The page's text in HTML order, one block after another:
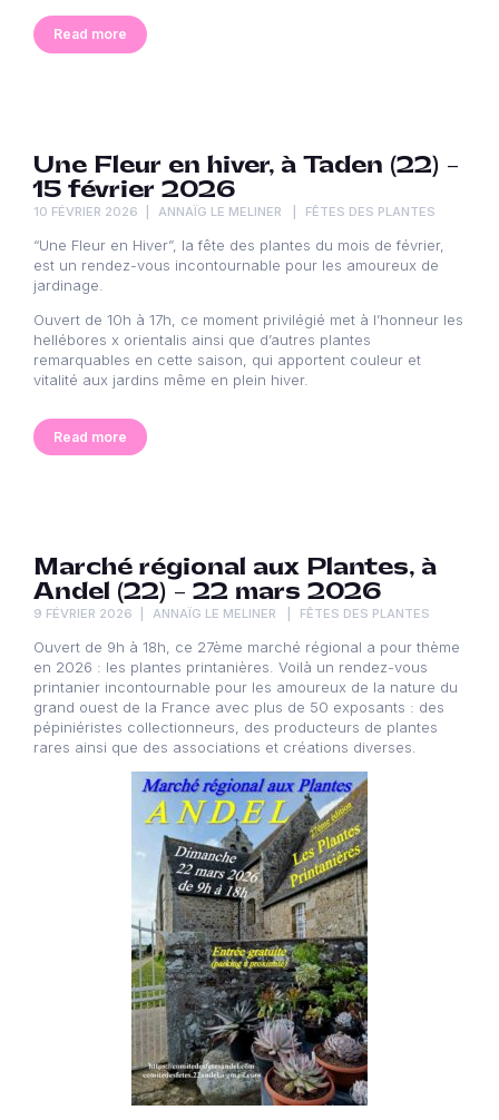
Read more
Une Fleur en hiver, à Taden (22) –
15 février 2026
10 FÉVRIER 2026 ANNAÏG LE MELINER FÊTES DES PLANTES
“Une Fleur en Hiver”, la fête des plantes du mois de février,
est un rendez-vous incontournable pour les amoureux de
jardinage.
Ouvert de 10h à 17h, ce moment privilégié met à l’honneur les
hellébores x orientalis ainsi que d’autres plantes
remarquables en cette saison, qui apportent couleur et
vitalité aux jardins même en plein hiver.
Read more
Marché régional aux Plantes, à
Andel (22) – 22 mars 2026
9 FÉVRIER 2026 ANNAÏG LE MELINER FÊTES DES PLANTES
Ouvert de 9h à 18h, ce 27ème marché régional a pour thème
en 2026 : les plantes printanières. Voilà un rendez-vous
printanier incontournable pour les amoureux de la nature du
grand ouest de la France avec plus de 50 exposants : des
pépiniéristes collectionneurs, des producteurs de plantes
rares ainsi que des associations et créations diverses.